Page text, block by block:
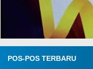
POS-POS TERBARU